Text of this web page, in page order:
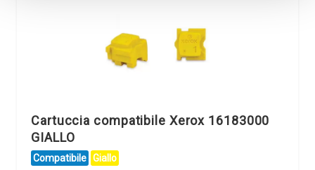
Cartuccia compatibile Xerox 16183000
GIALLO
Compatibile Giallo